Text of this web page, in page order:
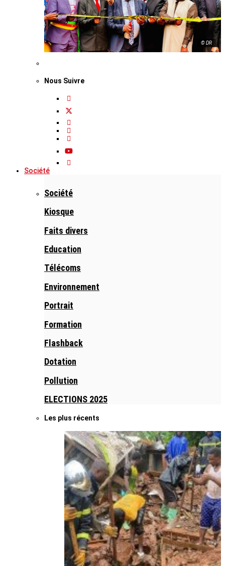
© DR
Nous Suivre
Société
Société
Kiosque
Faits divers
Education
Télécoms
Environnement
Portrait
Formation
Flashback
Dotation
Pollution
ELECTIONS 2025
Les plus récents